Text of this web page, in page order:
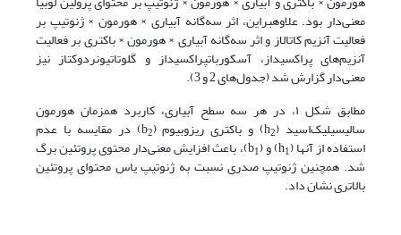
معنی‌دار بود. علاوه­بر­این، اثر سه‌گانه آبیاری × هورمون × ژنوتیپ بر
فعالیت آنزیم کاتالاز و اثر سه‌گانه آبیاری × هورمون × باکتری بر فعالیت
آنزیم‌های پراکسیداز، آسکوربات­پراکسیداز و گلوتاتیون­ردوکتاز نیز
معنی‌دار گزارش شد (جدول‌های 2 و 3).
مطابق شکل ۱، در هر سه سطح آبیاری، کاربرد همزمان هورمون
سالیسیلیک‌اسید (h2 ) و باکتری ریزوبیوم (b2 ) در مقایسه با عدم
استفاده از آنها (h1 ) و (b1 )، باعث افزایش معنی‌دار محتوی پروتئین برگ
شد. همچنین ژنوتیپ صدری نسبت به ژنوتیپ یاس محتوای پروتئین
بالاتری نشان داد.